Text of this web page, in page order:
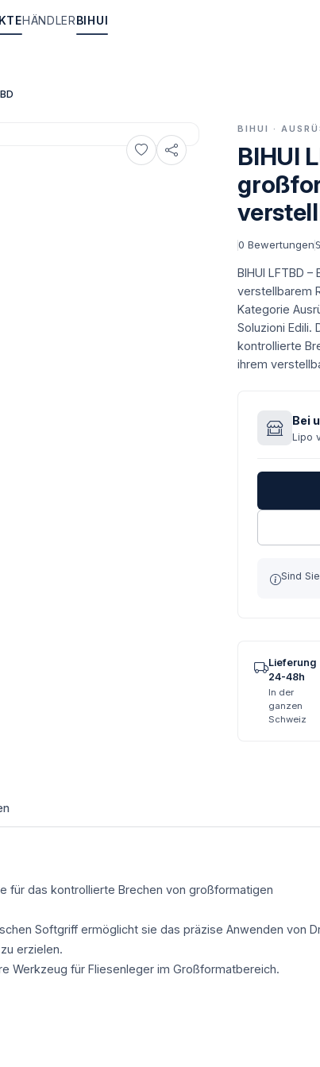
HÄNDLERBIHUI
BIHUI ·
BIHUI
0 Bewertungen
BIHUI LFTBD
verstellbarem
Kategorie
Soluzioni Edili.
kontrollierte
ihrem
Bei
Lipo
Sind
Lieferung
24-48h
In der
ganzen
Schweiz
für das kontrollierte Brechen von großformatigen
Softgriff ermöglicht sie das präzise Anwenden von
erzielen.
Werkzeug für Fliesenleger im Großformatbereich.